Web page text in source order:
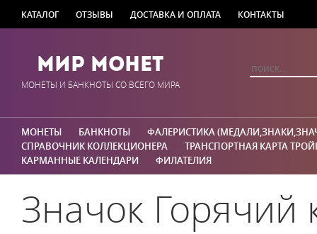
КАТАЛОГ ОТЗЫВЫ ДОСТАВКА И ОПЛАТА КОНТАКТЫ
Мир Монет
МОНЕТЫ И БАНКНОТЫ СО ВСЕГО МИРА
МОНЕТЫ БАНКНОТЫ
ФАЛЕРИСТИКА
СПРАВОЧНИК КОЛЛЕКЦИОНЕРА
ТРАНСПОРТНАЯ КАРТА
КАРМАННЫЕ КАЛЕНДАРИ
ФИЛАТЕЛИЯ
Значок Горячий